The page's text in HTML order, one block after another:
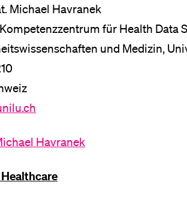
Michael Havranek
für Health Data
und Medizin,
Havranek